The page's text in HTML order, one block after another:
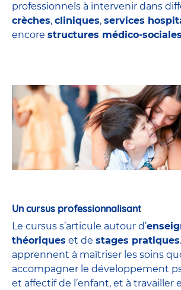
professionnels à intervenir dans
crèches, cliniques, services
encore structures médico-sociales
Un cursus professionnalisant
Le cursus s’articule autour d’
théoriques et de stages pratiques
apprennent à maîtriser les soins
accompagner le développement
et affectif de l’enfant, et à travailler